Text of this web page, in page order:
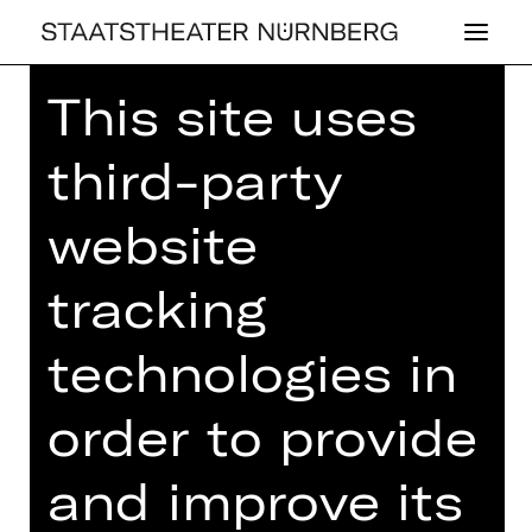
Home>House>Artists > Falk Bauer
FALK BAUER
This site uses
third-party
website
tracking
technologies in
order to provide
and improve its